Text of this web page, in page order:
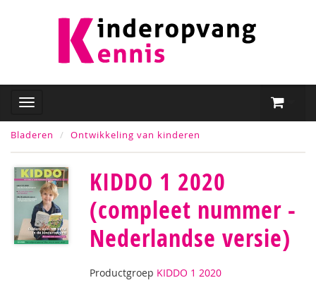
Bladeren Ontwikkeling van kinderen
KIDDO 1 2020
(compleet nummer -
Nederlandse versie)
Productgroep KIDDO 1 2020